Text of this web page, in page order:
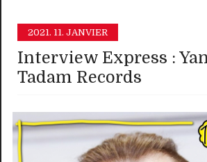
2021. 11. JANVIER
Interview Express :
Tadam Records